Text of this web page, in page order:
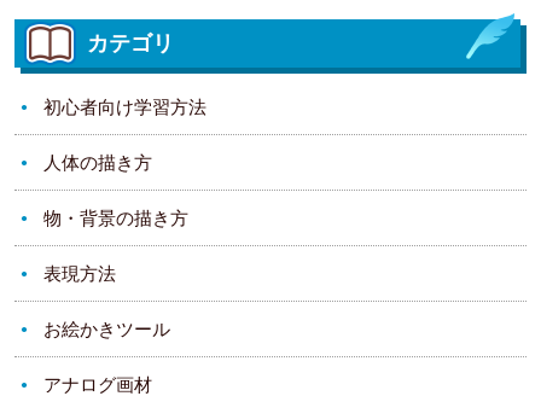
カテゴリ
初心者向け学習方法
人体の描き方
物・背景の描き方
表現方法
お絵かきツール
アナログ画材